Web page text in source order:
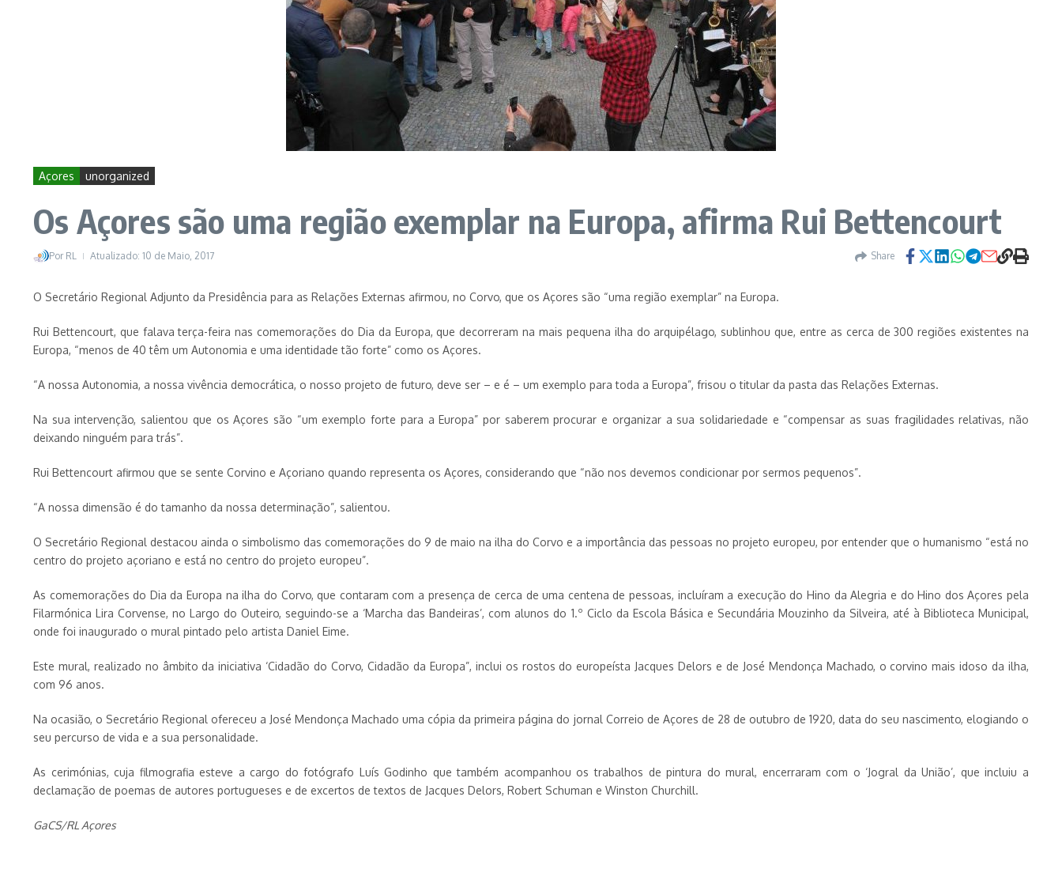
Açores unorganized
Os Açores são uma região exemplar na Europa, afirma Rui Bettencourt
Por RL Atualizado: 10 de Maio, 2017 Share
O Secretário Regional Adjunto da Presidência para as Relações Externas afirmou, no Corvo, que os Açores são “uma região exemplar” na Europa.
Rui Bettencourt, que falava terça-feira nas comemorações do Dia da Europa, que decorreram na mais pequena ilha do arquipélago, sublinhou que, entre as cerca de 300 regiões existentes na
Europa, “menos de 40 têm um Autonomia e uma identidade tão forte” como os Açores.
“A nossa Autonomia, a nossa vivência democrática, o nosso projeto de futuro, deve ser – e é – um exemplo para toda a Europa”, frisou o titular da pasta das Relações Externas.
Na sua intervenção, salientou que os Açores são “um exemplo forte para a Europa” por saberem procurar e organizar a sua solidariedade e “compensar as suas fragilidades relativas, não
deixando ninguém para trás”.
Rui Bettencourt afirmou que se sente Corvino e Açoriano quando representa os Açores, considerando que “não nos devemos condicionar por sermos pequenos”.
“A nossa dimensão é do tamanho da nossa determinação”, salientou.
O Secretário Regional destacou ainda o simbolismo das comemorações do 9 de maio na ilha do Corvo e a importância das pessoas no projeto europeu, por entender que o humanismo “está no
centro do projeto açoriano e está no centro do projeto europeu”.
As comemorações do Dia da Europa na ilha do Corvo, que contaram com a presença de cerca de uma centena de pessoas, incluíram a execução do Hino da Alegria e do Hino dos Açores pela
Filarmónica Lira Corvense, no Largo do Outeiro, seguindo-se a ‘Marcha das Bandeiras’, com alunos do 1.º Ciclo da Escola Básica e Secundária Mouzinho da Silveira, até à Biblioteca Municipal,
onde foi inaugurado o mural pintado pelo artista Daniel Eime.
Este mural, realizado no âmbito da iniciativa ‘Cidadão do Corvo, Cidadão da Europa”, inclui os rostos do europeísta Jacques Delors e de José Mendonça Machado, o corvino mais idoso da ilha,
com 96 anos.
Na ocasião, o Secretário Regional ofereceu a José Mendonça Machado uma cópia da primeira página do jornal Correio de Açores de 28 de outubro de 1920, data do seu nascimento, elogiando o
seu percurso de vida e a sua personalidade.
As cerimónias, cuja filmografia esteve a cargo do fotógrafo Luís Godinho que também acompanhou os trabalhos de pintura do mural, encerraram com o ‘Jogral da União’, que incluiu a
declamação de poemas de autores portugueses e de excertos de textos de Jacques Delors, Robert Schuman e Winston Churchill.
GaCS/RL Açores